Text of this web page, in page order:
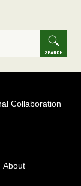
Collaboration
About